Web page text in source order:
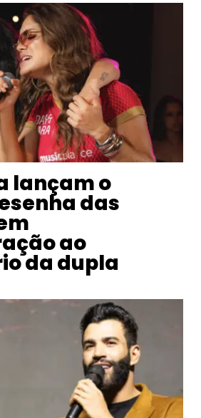
lançam o
das
ao
da dupla